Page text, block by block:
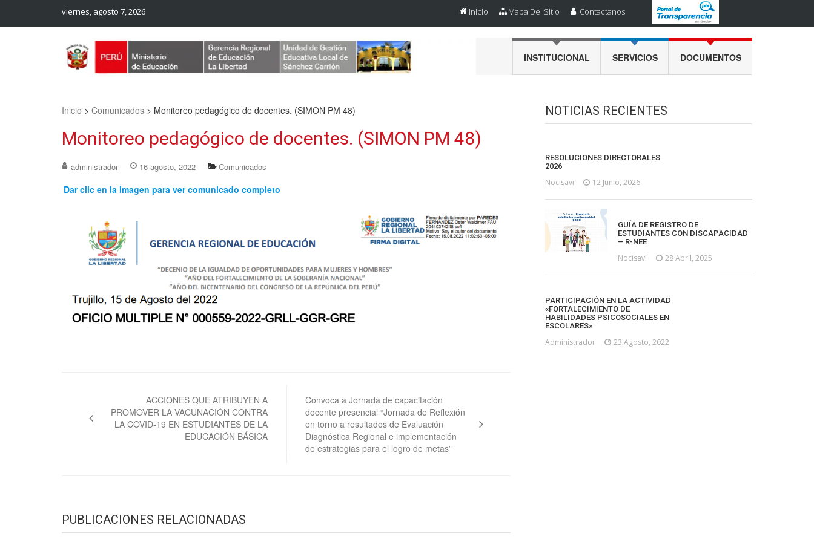
viernes, agosto 7, 2026 Inicio Mapa Del Sitio Contactanos
INSTITUCIONAL SERVICIOS DOCUMENTOS
Inicio > Comunicados > Monitoreo pedagógico de docentes. (SIMON PM 48)
Monitoreo pedagógico de docentes. (SIMON PM 48)
administrador 16 agosto, 2022 Comunicados
Dar clic en la imagen para ver comunicado completo
entradas
ACCIONES QUE ATRIBUYEN A
PROMOVER LA VACUNACIÓN CONTRA
LA COVID-19 EN ESTUDIANTES DE LA
EDUCACIÓN BÁSICA
Convoca a Jornada de capacitación
docente presencial “Jornada de Reflexión
en torno a resultados de Evaluación
Diagnóstica Regional e implementación
de estrategias para el logro de metas”
PUBLICACIONES RELACIONADAS
NOTICIAS RECIENTES
RESOLUCIONES DIRECTORALES
2026
Nocisavi 12 Junio, 2026
GUÍA DE REGISTRO DE
ESTUDIANTES CON DISCAPACIDAD
– R-NEE
Nocisavi 28 Abril, 2025
PARTICIPACIÓN EN LA ACTIVIDAD
«FORTALECIMIENTO DE
HABILIDADES PSICOSOCIALES EN
ESCOLARES»
Administrador 23 Agosto, 2022